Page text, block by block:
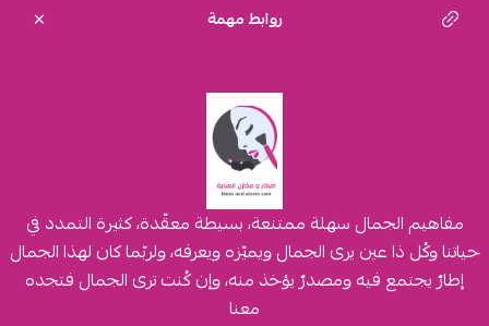
روابط مهمة
مفاهيم الجمال سهلة ممتنعة، بسيطة معقّدة، كثيرة التمدد في
حياتنا وكُل ذا عين يرى الجمال ويميّزه ويعرفه، ولربّما كان لهذا الجمال
إطارٌ يجتمع فيه ومصدرٌ يؤخذ منه، وإن كُنت ترى الجمال فتجده
معنا